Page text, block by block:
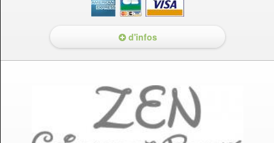
d'infos